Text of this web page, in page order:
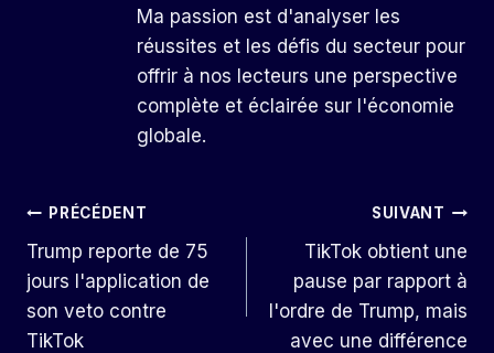
Ma passion est d'analyser les
réussites et les défis du secteur pour
offrir à nos lecteurs une perspective
complète et éclairée sur l'économie
globale.
Navigation
De
L’article
PRÉCÉDENT
Trump reporte de 75
jours l'application de
son veto contre
TikTok
SUIVANT
TikTok obtient une
pause par rapport à
l'ordre de Trump, mais
avec une différence